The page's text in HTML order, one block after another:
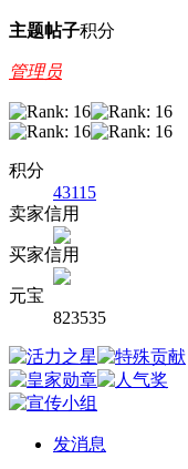
主题帖子积分
管理员
积分
43115
卖家信用
买家信用
元宝
823535
发消息